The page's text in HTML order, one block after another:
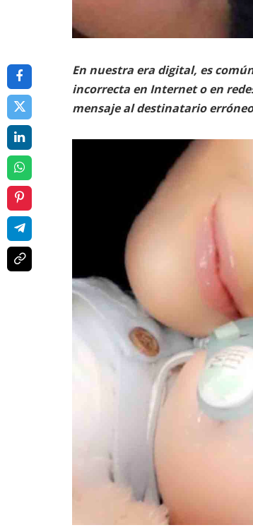
En nuestra era digital, es
incorrecta en Internet o en
mensaje al destinatario